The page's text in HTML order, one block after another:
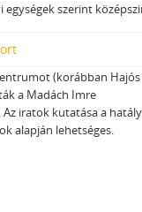
egységek szerint
(korábban
a Madách Imre
iratok kutatása a
alapján lehetséges.